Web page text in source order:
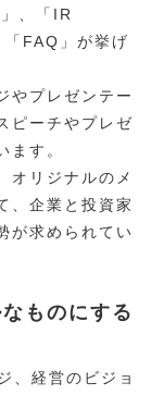
、「IR
FAQ」が挙げ
やプレゼンテー
ピーチやプレゼ
ます。
オリジナルのメ
、企業と投資家
が求められてい
ものにする
、経営のビジョ